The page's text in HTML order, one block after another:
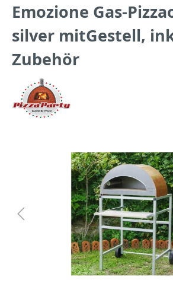
Emozione Gas-
silver mitGestell,
Zubehör